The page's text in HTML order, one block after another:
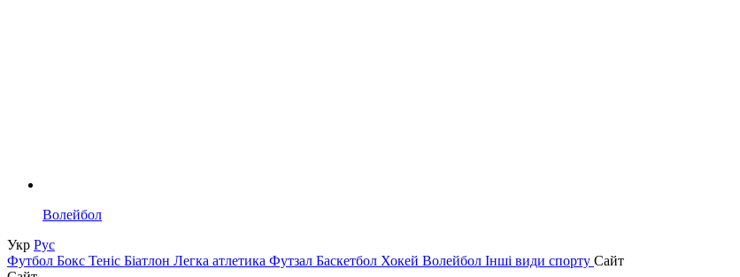
Волейбол
Укр Рус
Футбол Бокс Теніс Біатлон Легка атлетика Футзал Баскетбол Хокей Волейбол Інші види спорту Сайт